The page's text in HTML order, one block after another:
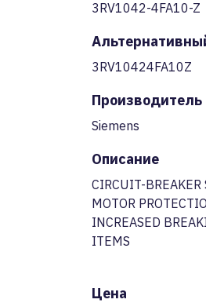
3RV1042-4FA10-Z
3RV10424FA10Z
Производитель
Siemens
Описание
CIRCUIT-
MOTOR
INCREASED
ITEMS
Цена